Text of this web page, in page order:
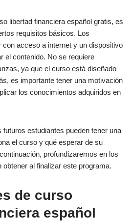
libertad financiera español gratis, es
requisitos básicos. Los
con acceso a internet y un dispositivo
el contenido. No se requiere
ya que el curso está diseñado
es importante tener una motivación
los conocimientos adquiridos en
estudiantes pueden tener una
el curso y qué esperar de su
profundizaremos en los
obtener al finalizar este programa.
de curso
español